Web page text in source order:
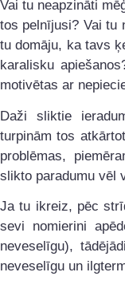
Vai tu neapzināti
tos pelnījusi? Vai tu
tu domāju, ka tavs
karalisku
motivētas ar
Daži sliktie
turpinām tos
problēmas,
slikto paradumu vēl
Ja tu ikreiz, pēc
sevi nomierini
neveselīgu),
neveselīgu un